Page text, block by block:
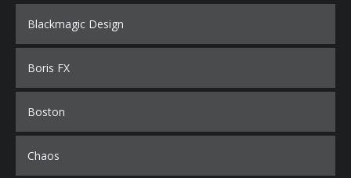
Blackmagic Design
Boris FX
Boston
Chaos